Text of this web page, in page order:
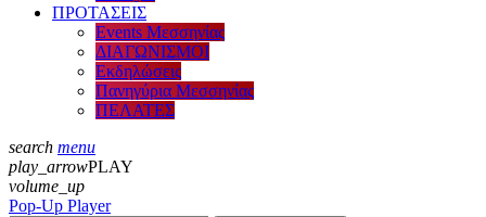
ΠΡΟΤΑΣΕΙΣ
Events Μεσσηνίας
ΔΙΑΓΩΝΙΣΜΟΙ
Εκδηλώσεις
Πανηγύρια Μεσσηνίας
ΠΕΛΑΤΕΣ
search menu
play_arrowPLAY
volume_up
Pop-Up Player